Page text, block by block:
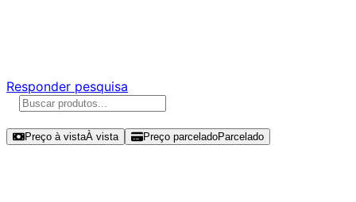
Responder pesquisa
Preço à vistaÀ vista Preço parceladoParcelado